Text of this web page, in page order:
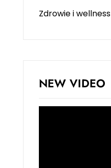
Zdrowie i wellness
NEW VIDEO